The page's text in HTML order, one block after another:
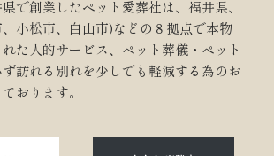
で創業したペット愛葬社は、福井県、
小松市、白山市)などの８拠点で本物
た人的サービス、ペット葬儀・ペット
訪れる別れを少しでも軽減する為のお
おります。